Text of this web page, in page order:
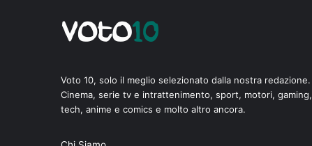
Voto 10, solo il meglio selezionato dalla nostra redazione.
Cinema, serie tv e intrattenimento, sport, motori, gaming,
tech, anime e comics e molto altro ancora.